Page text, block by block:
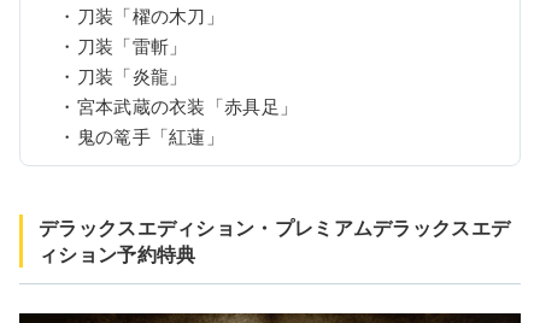
・刀装「櫂の木刀」
・刀装「雷斬」
・刀装「炎龍」
・宮本武蔵の衣装「赤具足」
・鬼の篭手「紅蓮」
デラックスエディション・プレミアムデラックスエデ
ィション予約特典